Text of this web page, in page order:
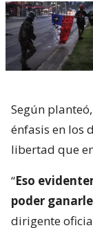
Según
énfasis en los
libertad que
“Eso
poder
dirigente